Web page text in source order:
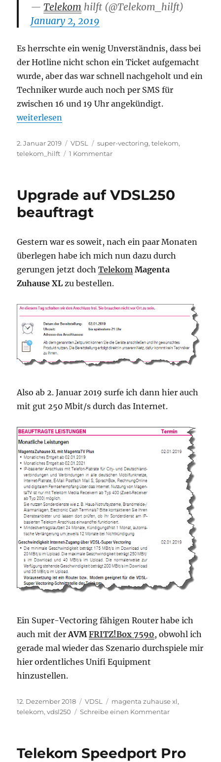
—Telekom hilft (@Telekom_hilft)
January 2, 2019
Es herrschte ein wenig Unverständnis, dass bei
der Hotline nicht schon ein Ticket aufgemacht
wurde, aber das war schnell nachgeholt und ein
Techniker wurde auch noch per SMS für
zwischen 16 und 19 Uhr angekündigt.
„Super Vectoring mit Schwierigkeiten“
weiterlesen
Veröffentlicht
am
2. Januar 2019 Kategorien
VDSL Schlagwörter
super-vectoring,telekom,
telekom_hilft
1 Kommentarzu
Schwierigkeiten
Upgrade auf VDSL250
beauftragt
Gestern war es soweit, nach ein paar Monaten
überlegen habe ich mich nun dazu durch
gerungen jetzt dochTelekom Magenta
Zuhause XL zu bestellen.
Also ab 2. Januar 2019 surfe ich dann hier auch
mit gut 250 Mbit/s durch das Internet.
Ein Super-Vectoring fähigen Router habe ich
auch mit derAVMFRITZ!Box 7590, obwohl ich
gerade mal wieder das Szenario durchspiele mir
hier ordentliches Unifi Equipment
hinzustellen.
Veröffentlicht
am
12. Dezember 2018 Kategorien
VDSL Schlagwörter
magenta zuhause xl,
telekom,vdsl250 Schreibe einen Kommentarzu
beauftragt
Telekom Speedport Pro